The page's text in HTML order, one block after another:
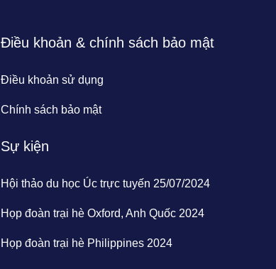
Điều khoản & chính sách bảo mật
Điều khoản sử dụng
Chính sách bảo mật
Sự kiện
Hội thảo du học Úc trực tuyến 25/07/2024
Họp đoàn trại hè Oxford, Anh Quốc 2024
Họp đoàn trại hè Philippines 2024